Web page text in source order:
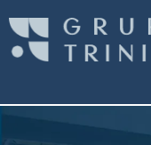
contenido